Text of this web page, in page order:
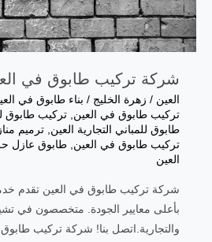
شركة تركيب طابوق في العين
العين / زهرة الخليج / بناء طابوق في
تركيب طابوق في العين تركيب طابوق
طابوق للمباني التجارية العين ترميم
تركيب طابوق في العين طابوق عازل
العين
شركة تركيب طابوق في العين تقدم
بأعلى معايير الجودة. متخصصون في
والتجارية.اتصل بنا! شركة تركيب